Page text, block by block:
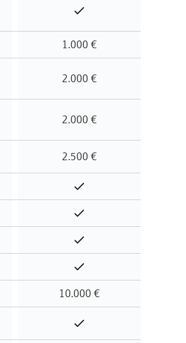
Enthalten
1.000 €
2.000 €
2.000 €
2.500 €
Enthalten
Enthalten
Enthalten
Enthalten
10.000 €
Enthalten